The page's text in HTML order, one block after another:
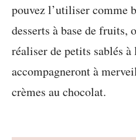
pouvez l’utiliser comme
desserts à base de fruits,
réaliser de petits sablés
accompagneront à
crèmes au chocolat.